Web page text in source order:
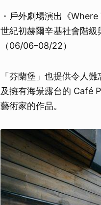
・戶外劇場演出《
世紀初赫爾辛基社會階
（06/06–08/22）
「芬蘭堡」也提供令人
及擁有海景露台的 Café
藝術家的作品。